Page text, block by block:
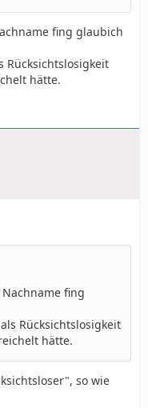
fing glaubich
Rücksichtslosigkeit
hätte.
fing
Rücksichtslosigkeit
hätte.
so wie